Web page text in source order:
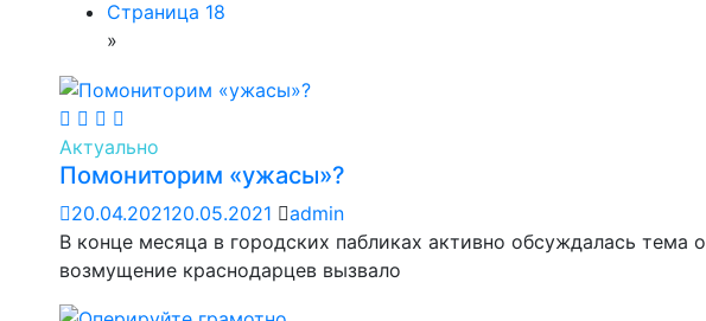
Страница 18
»
Актуально
Помониторим «ужасы»?
20.04.202120.05.2021
admin
В конце месяца в городских пабликах активно обсуждалась тема
возмущение краснодарцев вызвало